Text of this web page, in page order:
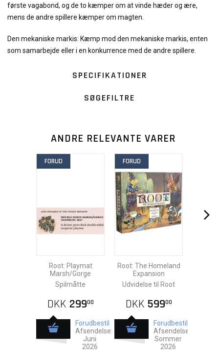
første vagabond, og de to kæmper om at vinde hæder og ære,
mens de andre spillere kæmper om magten.
Den mekaniske markis: Kæmp mod den mekaniske markis, enten
som samarbejde eller i en konkurrence med de andre spillere.
SPECIFIKATIONER
SØGEFILTRE
ANDRE RELEVANTE VARER
FORUD
Root: Playmat
Marsh/Gorge
Spilmåtte
DKK 29900
Forudbestil
Afsendelse:
Juni
2026
FORUD
Root: The Homeland
Expansion
Udvidelse til Root
DKK 59900
Forudbestil
Afsendelse:
Sommer
2026